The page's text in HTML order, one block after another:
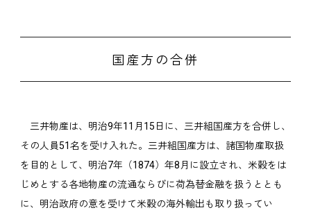
国産方の合併
三井物産は、明治9年11月15日に、三井組国産方を合併し、
その人員51名を受け入れた。三井組国産方は、諸国物産取扱
を目的として、明治7年（1874）年8月に設立され、米穀をは
じめとする各地物産の流通ならびに荷為替金融を扱うととも
に、明治政府の意を受けて米穀の海外輸出も取り扱ってい